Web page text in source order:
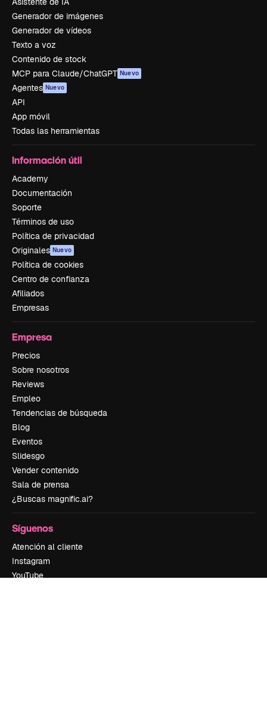
Generador de imágenes
Generador de vídeos
Texto a voz
Contenido de stock
MCP para Claude/ChatGPT Nuevo
Agentes Nuevo
API
App móvil
Todas las herramientas
Información útil
Academy
Documentación
Soporte
Términos de uso
Política de privacidad
Originales Nuevo
Política de cookies
Centro de confianza
Afiliados
Empresas
Empresa
Precios
Sobre nosotros
Reviews
Empleo
Tendencias de búsqueda
Blog
Eventos
Slidesgo
Vender contenido
Sala de prensa
¿Buscas magnific.ai?
Síguenos
Atención al cliente
Instagram
YouTube